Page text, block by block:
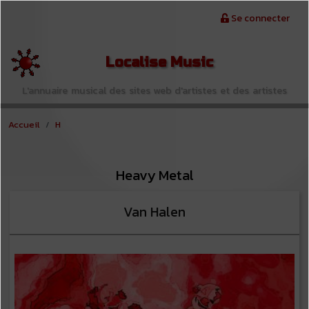
Se connecter
Localise Music
L'annuaire musical des sites web d'artistes et des artistes
Accueil H
Heavy Metal
Van Halen